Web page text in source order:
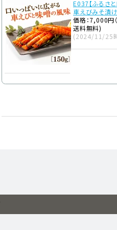
E037【ふるさと
車えびみそ漬け
価格：7,000円
送料無料)
(2024/11/25